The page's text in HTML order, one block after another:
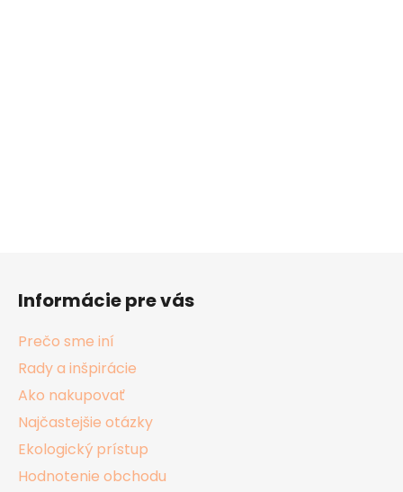
Informácie pre vás
Prečo sme iní
Rady a inšpirácie
Ako nakupovať
Najčastejšie otázky
Ekologický prístup
Hodnotenie obchodu